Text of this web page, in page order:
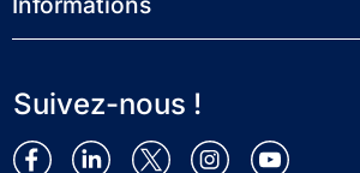
Suivez-nous !